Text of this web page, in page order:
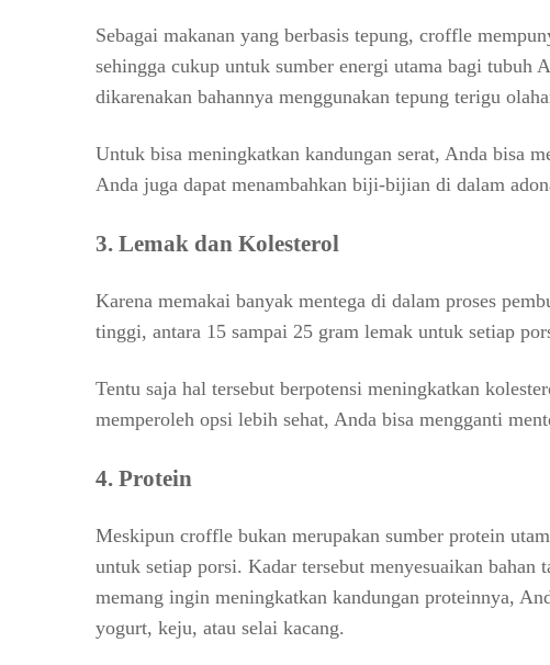
Sebagai makanan yang berbasis tepung, croffle
sehingga cukup untuk sumber energi utama bagi tubuh
dikarenakan bahannya menggunakan tepung terigu
Untuk bisa meningkatkan kandungan serat, Anda bisa
Anda juga dapat menambahkan biji-bijian di dalam
3. Lemak dan Kolesterol
Karena memakai banyak mentega di dalam proses
tinggi, antara 15 sampai 25 gram lemak untuk setiap
Tentu saja hal tersebut berpotensi meningkatkan
memperoleh opsi lebih sehat, Anda bisa mengganti
4. Protein
Meskipun croffle bukan merupakan sumber protein
untuk setiap porsi. Kadar tersebut menyesuaikan bahan
memang ingin meningkatkan kandungan proteinnya,
yogurt, keju, atau selai kacang.